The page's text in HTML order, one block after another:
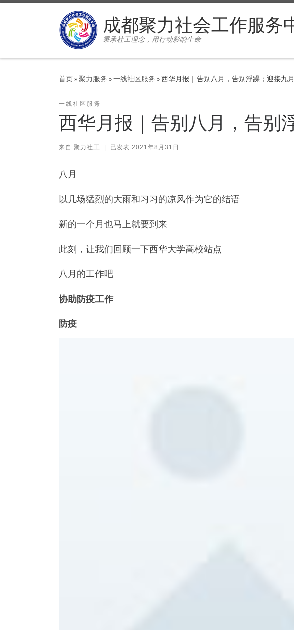
成都聚力社会工作服务
秉承社工理念，用行动影响生命
首页»聚力服务 »一线社区服务 »西华月报｜告别八月，告别浮躁；迎接九
一线社区服务
西华月报｜告别八月，告别
来自 聚力社工 已发表 2021年8月31日
八月
以几场猛烈的大雨和习习的凉风作为它的结语
新的一个月也马上就要到来
此刻，让我们回顾一下西华大学高校站点
八月的工作吧
协助防疫工作
防疫